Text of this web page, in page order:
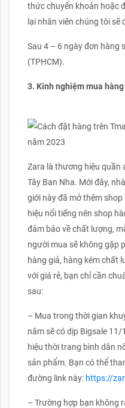
thức chuyển khoản hoặc
lại nhân viên chúng tôi sẽ
Sau 4 – 6 ngày đơn hàng
(TPHCM).
3. Kinh nghiệm mua hàng
Zara là thương hiệu quần
Tây Ban Nha. Mới đây,
giới này đã mở thêm
hiệu nổi tiếng nên shop
đảm bảo về chất lượng,
người mua sẽ không gặp
hàng giả, hàng kém chất
với giá rẻ, bạn chỉ cần
sau:
– Mua trong thời gian
năm sẽ có dịp Bigsale
hiệu thời trang bình dân
sản phẩm. Bạn có thể
đường link này: https://
– Trường hợp bạn không